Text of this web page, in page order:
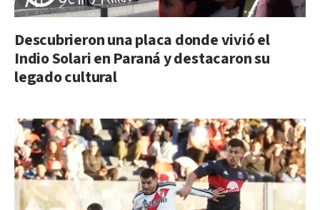
Descubrieron una placa donde vivió el
Indio Solari en Paraná y destacaron su
legado cultural